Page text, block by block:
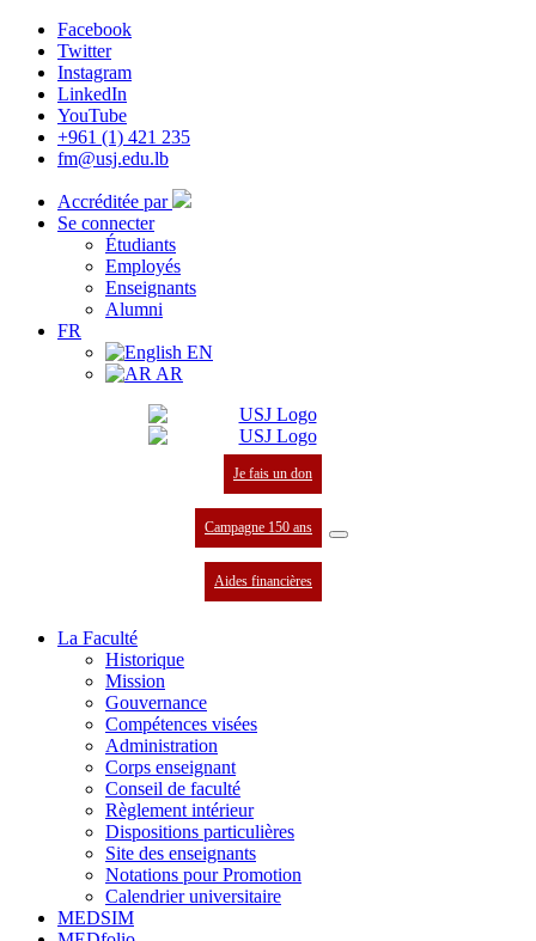
Facebook
Twitter
Instagram
LinkedIn
YouTube
+961 (1) 421 235
fm@usj.edu.lb
Accréditée par
Se connecter
Étudiants
Employés
Enseignants
Alumni
FR
EN
AR
Je fais un don
Campagne 150 ans
Aides financières
La Faculté
Historique
Mission
Gouvernance
Compétences visées
Administration
Corps enseignant
Conseil de faculté
Règlement intérieur
Dispositions particulières
Site des enseignants
Notations pour Promotion
Calendrier universitaire
MEDSIM